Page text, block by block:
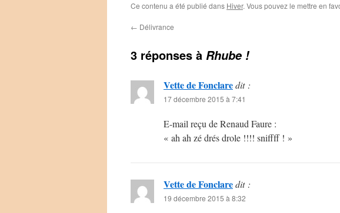
Ce contenu a été publié dans Hiver. Vous pouvez le mettre en
← Délivrance
3 réponses à Rhube !
Vette de Fonclaredit :
17 décembre 2015 à 7:41
E-mail reçu de Renaud Faure :
« ah ah zé drés drole !!!! sniffff ! »
Vette de Fonclaredit :
19 décembre 2015 à 8:32